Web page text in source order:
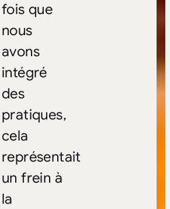
fois que
nous
avons
intégré
des
pratiques,
cela
représentait
un frein à
la